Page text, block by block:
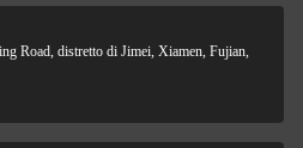
Road, distretto di Jimei, Xiamen, Fujian,